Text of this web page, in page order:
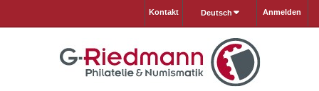
Anmelden
Deutsch
Kontakt